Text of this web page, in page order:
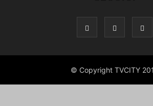
© Copyright TVCITY